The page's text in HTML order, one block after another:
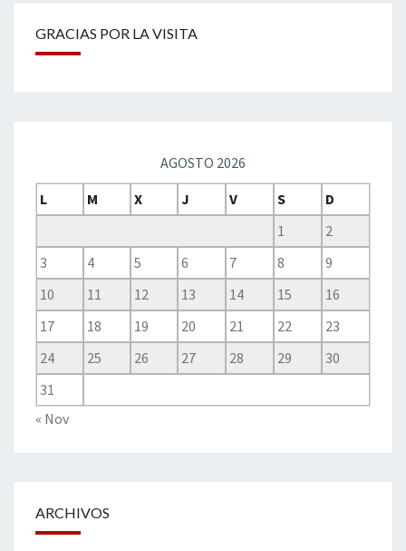
GRACIAS POR LA VISITA
AGOSTO 2026
L
M X J V S
D
1
2
3
4 5 6 7 8
9
10
11 12 13 14 15
16
17
18 19 20 21 22
23
24
25 26 27 28 29
30
31
« Nov
ARCHIVOS